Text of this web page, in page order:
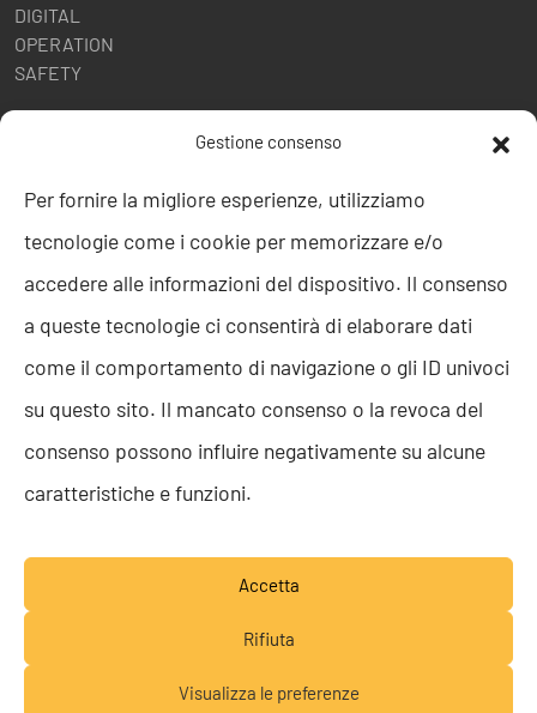
Gestione consenso
Per fornire la migliore esperienze, utilizziamo
tecnologie come i cookie per memorizzare e/o
accedere alle informazioni del dispositivo. Il consenso
a queste tecnologie ci consentirà di elaborare dati
come il comportamento di navigazione o gli ID univoci
su questo sito. Il mancato consenso o la revoca del
consenso possono influire negativamente su alcune
caratteristiche e funzioni.
Accetta
Rifiuta
Visualizza le preferenze
DIGITAL
OPERATION
SAFETY
POLITICHE AZIENDALI
ISO 27001
Codice etico
Segnalazione Whistleblowing
Politica per la Parità di Genere
Politica per la sicurezza delle informazioni
TEAM RESOLVE